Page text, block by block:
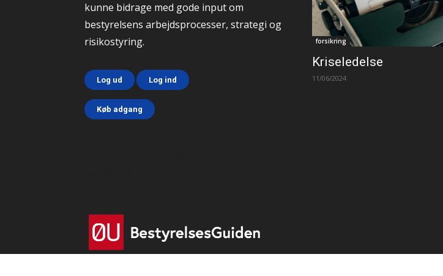
kunne bidrage med gode input om
bestyrelsens arbejdsprocesser, strategi og
risikostyring.
Log ud Log ind
Køb adgang
forsikring
Kriseledelse
11/06/2024